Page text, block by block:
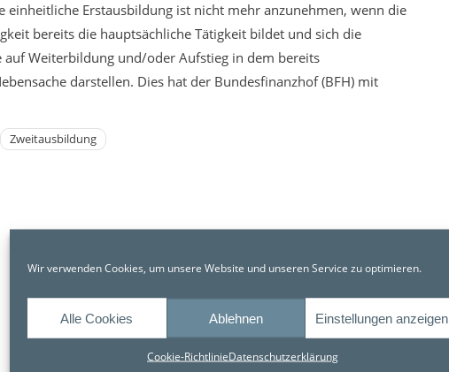
Wir verwenden Cookies, um unsere Website und unseren Service zu optimieren.
Alle Cookies Ablehnen Einstellungen anzeigen
Cookie-RichtlinieDatenschutzerklärung
einheitliche Erstausbildung ist nicht mehr anzunehmen, wenn die
bereits die hauptsächliche Tätigkeit bildet und sich die
Weiterbildung und/oder Aufstieg in dem bereits
darstellen. Dies hat der Bundesfinanzhof (BFH) mit
Zweitausbildung